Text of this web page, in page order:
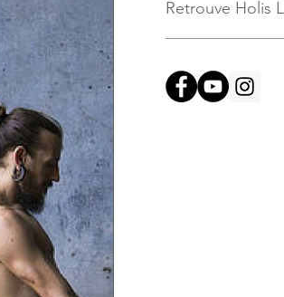
Retrouve Holis